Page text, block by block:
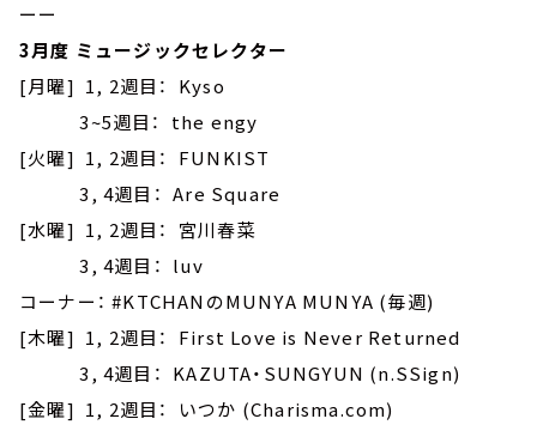
ーー
3月度 ミュージックセレクター
[月曜] 1, 2週目： Kyso
3~5週目： the engy
[火曜] 1, 2週目： FUNKIST
3, 4週目： Are Square
[水曜] 1, 2週目： 宮川春菜
3, 4週目： luv
コーナー： #KTCHANのMUNYA MUNYA (毎週)
[木曜] 1, 2週目： First Love is Never Returned
3, 4週目： KAZUTA・SUNGYUN (n.SSign)
[金曜] 1, 2週目： いつか (Charisma.com)